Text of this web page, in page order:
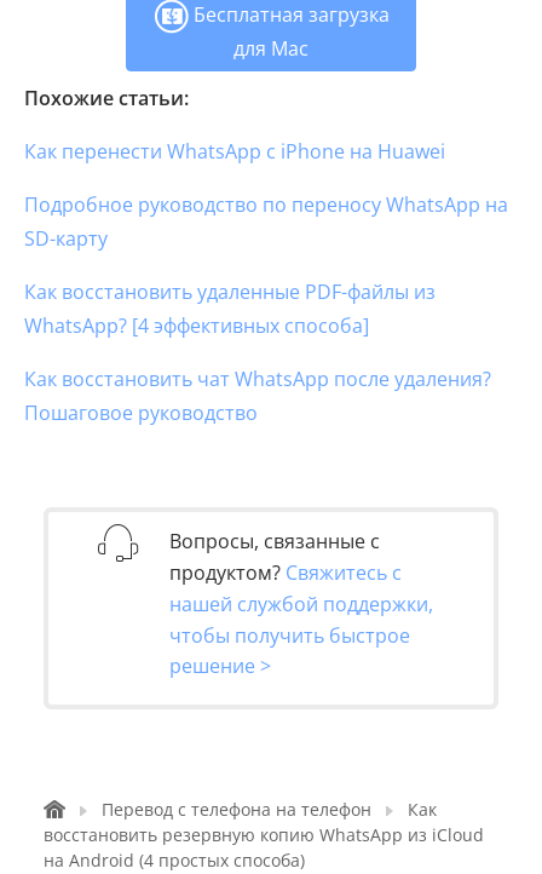
Бесплатная загрузка
для Mac
Похожие статьи:
Как перенести WhatsApp с iPhone на Huawei
Подробное руководство по переносу WhatsApp на
SD-карту
Как восстановить удаленные PDF-файлы из
WhatsApp? [4 эффективных способа]
Как восстановить чат WhatsApp после удаления?
Пошаговое руководство
Вопросы, связанные с
продуктом? Свяжитесь с
нашей службой поддержки,
чтобы получить быстрое
решение >
Перевод с телефона на телефон
Как
восстановить резервную копию WhatsApp из iCloud
на Android (4 простых способа)